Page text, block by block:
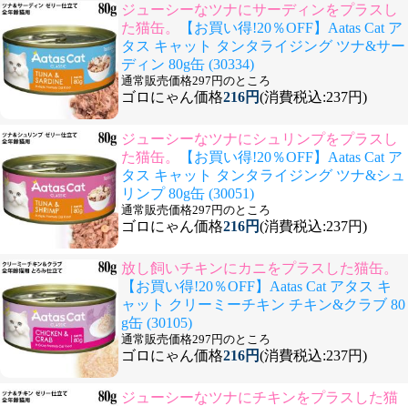
ジューシーなツナにサーディンをプラスし
た猫缶。
【お買い得!20％OFF】Aatas Cat ア
タス キャット タンタライジング ツナ&サー
ディン 80g缶 (30334)
通常販売価格297円のところ
ゴロにゃん価格216円(消費税込:237円)
ジューシーなツナにシュリンプをプラスし
た猫缶。
【お買い得!20％OFF】Aatas Cat ア
タス キャット タンタライジング ツナ&シュ
リンプ 80g缶 (30051)
通常販売価格297円のところ
ゴロにゃん価格216円(消費税込:237円)
放し飼いチキンにカニをプラスした猫缶。
【お買い得!20％OFF】Aatas Cat アタス キ
ャット クリーミーチキン チキン&クラブ 80
g缶 (30105)
通常販売価格297円のところ
ゴロにゃん価格216円(消費税込:237円)
ジューシーなツナにチキンをプラスした猫